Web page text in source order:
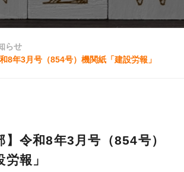
らせ
8年3月号（854号）機関紙「建設労報」
】令和8年3月号（854号）
報」